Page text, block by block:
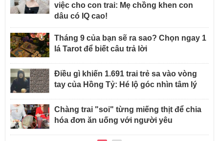
việc cho con trai: Mẹ chồng khen con
dâu có IQ cao!
Tháng 9 của bạn sẽ ra sao? Chọn ngay 1
lá Tarot để biết câu trả lời
Điều gì khiến 1.691 trai trẻ sa vào vòng
tay của Hồng Tỷ: Hé lộ góc nhìn tâm lý
Chàng trai "soi" từng miếng thịt để chia
hóa đơn ăn uống với người yêu